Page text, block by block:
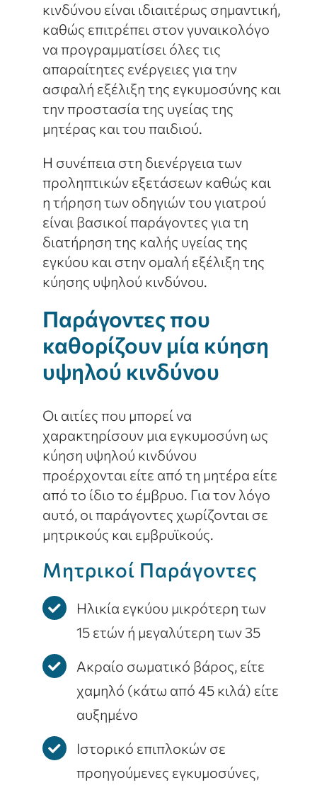
κινδύνου είναι ιδιαιτέρως σημαντική,
καθώς επιτρέπει στον γυναικολόγο
να προγραμματίσει όλες τις
απαραίτητες ενέργειες για την
ασφαλή εξέλιξη της εγκυμοσύνης και
την προστασία της υγείας της
μητέρας και του παιδιού.
Η συνέπεια στη διενέργεια των
προληπτικών εξετάσεων καθώς και
η τήρηση των οδηγιών του γιατρού
είναι βασικοί παράγοντες για τη
διατήρηση της καλής υγείας της
εγκύου και στην ομαλή εξέλιξη της
κύησης υψηλού κινδύνου.
Παράγοντες που
καθορίζουν μία κύηση
υψηλού κινδύνου
Οι αιτίες που μπορεί να
χαρακτηρίσουν μια εγκυμοσύνη ως
κύηση υψηλού κινδύνου
προέρχονται είτε από τη μητέρα είτε
από το ίδιο το έμβρυο. Για τον λόγο
αυτό, οι παράγοντες χωρίζονται σε
μητρικούς και εμβρυϊκούς.
Μητρικοί Παράγοντες
Ηλικία εγκύου μικρότερη των
15 ετών ή μεγαλύτερη των 35
Ακραίο σωματικό βάρος, είτε
χαμηλό (κάτω από 45 κιλά) είτε
αυξημένο
Ιστορικό επιπλοκών σε
προηγούμενες εγκυμοσύνες,